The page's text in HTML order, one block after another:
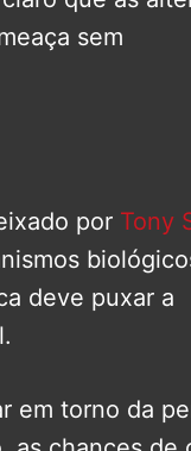
sem
por Tony
deve puxar a
em torno da